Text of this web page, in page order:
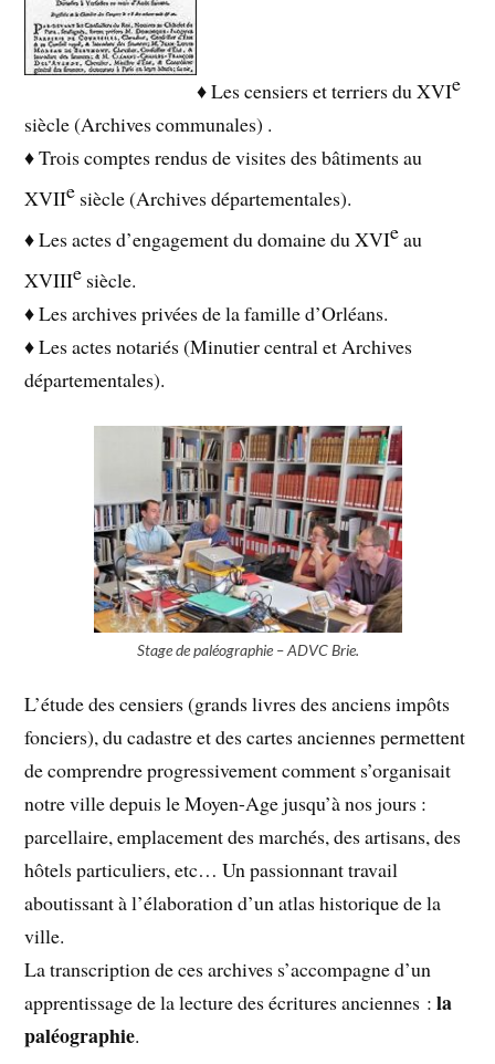
♦ Les censiers et terriers du XVIe
siècle (Archives communales) .
♦ Trois comptes rendus de visites des bâtiments au
XVIIe siècle (Archives départementales).
♦ Les actes d’engagement du domaine du XVIeau
XVIIIe siècle.
♦ Les archives privées de la famille d’Orléans.
♦ Les actes notariés (Minutier central et Archives
départementales).
Stage de paléographie – ADVC Brie.
L’étude des censiers (grands livres des anciens impôts
fonciers), du cadastre et des cartes anciennes permettent
de comprendre progressivement comment s’organisait
notre ville depuis le Moyen-Age jusqu’à nos jours :
parcellaire, emplacement des marchés, des artisans, des
hôtels particuliers, etc… Un passionnant travail
aboutissant à l’élaboration d’un atlas historique de la
ville.
La transcription de ces archives s’accompagne d’un
apprentissage de la lecture des écritures anciennes :la
paléographie.